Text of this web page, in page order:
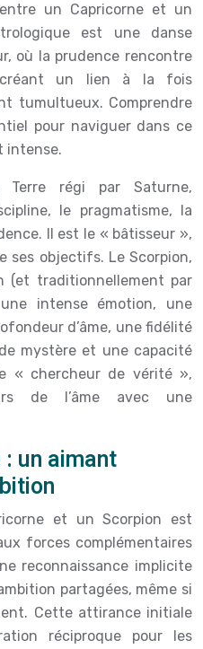
un Capricorne et un
est une danse
où la prudence rencontre
créant un lien à la fois
tumultueux. Comprendre
pour naviguer dans ce
intense.
Terre régi par Saturne,
le pragmatisme, la
Il est le « bâtisseur »,
ses objectifs. Le Scorpion,
(et traditionnellement par
intense émotion, une
d’âme, une fidélité
mystère et une capacité
« chercheur de vérité »,
de l’âme avec une
un aimant
et un Scorpion est
forces complémentaires
reconnaissance implicite
partagées, même si
Cette attirance initiale
réciproque pour les